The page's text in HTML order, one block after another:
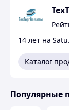
Купить
torg.kz
оставить
14 лет на
Каталог
Популярные